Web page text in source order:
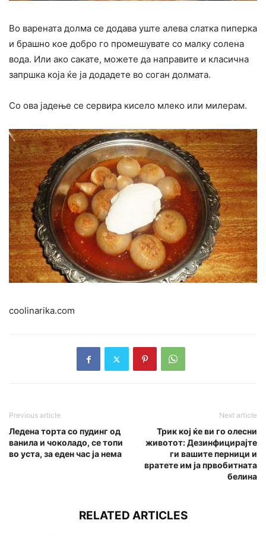
Во варената долма се додава уште алева слатка пиперка
и брашно кое добро го промешувате со малку солена
вода. Или ако сакате, можете да направите и класична
запршка која ќе ја додадете во соган долмата.
Со ова јадење се сервира кисело млеко или милерам.
coolinarika.com
Previous article
Ледена торта со пудинг од
ванила и чоколадо, се топи
во уста, за еден час ја нема
Next article
Трик кој ќе ви го олесни
животот: Дезинфицирајте
ги вашите перници и
вратете им ја првобитната
белина
RELATED ARTICLES